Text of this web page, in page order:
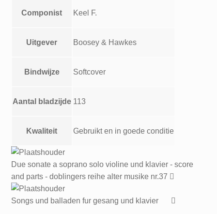
Componist Keel F.
Uitgever Boosey & Hawkes
Bindwijze Softcover
Aantal bladzijde 113
Kwaliteit Gebruikt en in goede conditie
Due sonate a soprano solo violine und klavier - score
and parts - doblingers reihe alter musike nr.37
Songs und balladen fur gesang und klavier